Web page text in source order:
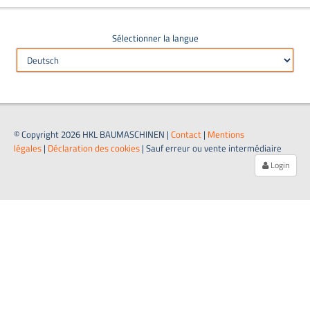
Sélectionner la langue
© Copyright 2026 HKL BAUMASCHINEN | Contact | Mentions
légales | Déclaration des cookies | Sauf erreur ou vente intermédiaire
Login